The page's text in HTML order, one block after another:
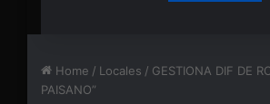
Home / Locales / GESTIONA DIF DE
PAISANO”